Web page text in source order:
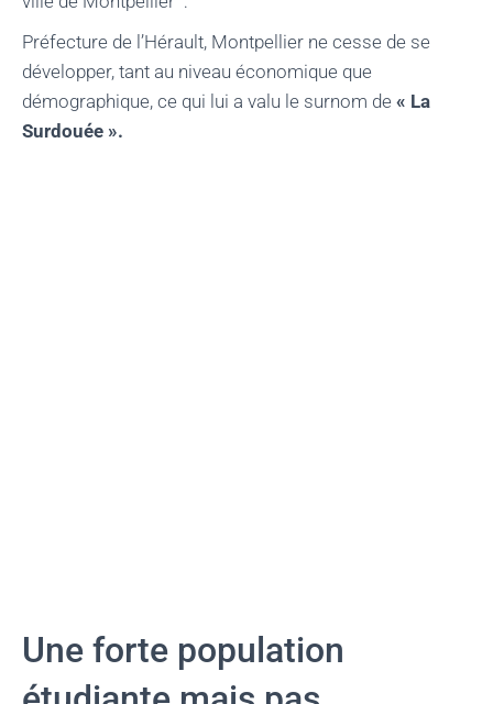
Préfecture de l’Hérault, Montpellier ne cesse de se
développer, tant au niveau économique que
démographique, ce qui lui a valu le surnom de « La
Surdouée ».
Une forte population